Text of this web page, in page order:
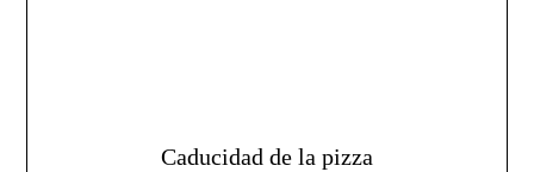
Caducidad de la pizza